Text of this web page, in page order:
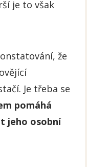
je to však
že
Je třeba se
pomáhá
jeho osobní